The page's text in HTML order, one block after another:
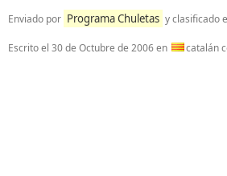
Enviado por Programa Chuletas y clasificado
Escrito el 30 de Octubre de 2006en catalán